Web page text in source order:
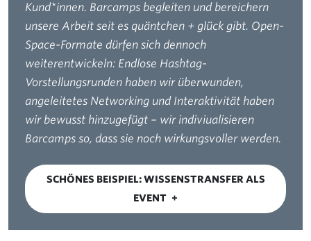
Kund*innen. Barcamps begleiten und bereichern
unsere Arbeit seit es quäntchen + glück gibt. Open-
Space-Formate dürfen sich dennoch
weiterentwickeln: Endlose Hashtag-
Vorstellungsrunden haben wir überwunden,
angeleitetes Networking und Interaktivität haben
wir bewusst hinzugefügt – wir indiviualisieren
Barcamps so, dass sie noch wirkungsvoller werden.
SCHÖNES BEISPIEL: WISSENSTRANSFER ALS
EVENT